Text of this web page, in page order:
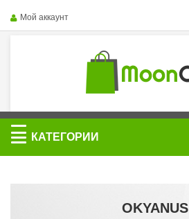
Мой аккаунт
Категории
КАТЕГОРИИ
OKYANUS